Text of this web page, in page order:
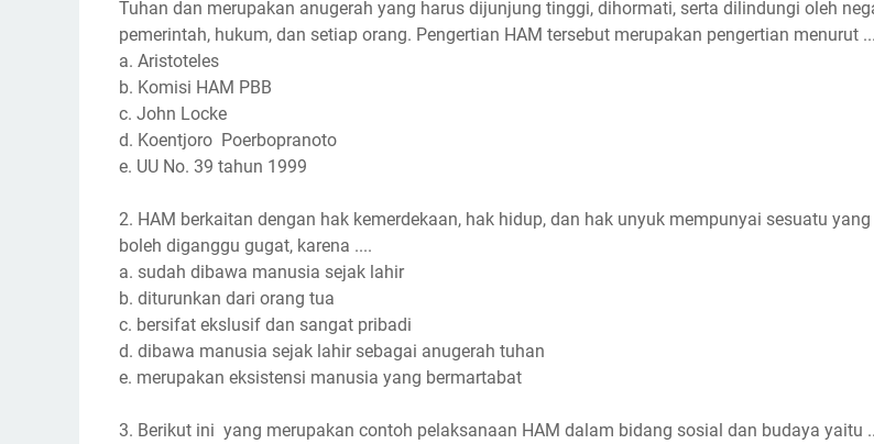
Tuhan dan merupakan anugerah yang harus dijunjung tinggi, dihormati, serta dilindungi oleh
pemerintah, hukum, dan setiap orang. Pengertian HAM tersebut merupakan pengertian menurut ...
a. Aristoteles
b. Komisi HAM PBB
c. John Locke
d. Koentjoro Poerbopranoto
e. UU No. 39 tahun 1999
2. HAM berkaitan dengan hak kemerdekaan, hak hidup, dan hak unyuk mempunyai sesuatu
boleh diganggu gugat, karena ....
a. sudah dibawa manusia sejak lahir
b. diturunkan dari orang tua
c. bersifat ekslusif dan sangat pribadi
d. dibawa manusia sejak lahir sebagai anugerah tuhan
e. merupakan eksistensi manusia yang bermartabat
3. Berikut ini yang merupakan contoh pelaksanaan HAM dalam bidang sosial dan budaya yaitu